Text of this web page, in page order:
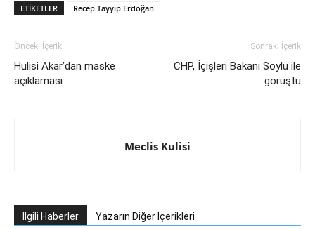
ETIKETLER Recep Tayyip Erdoğan
Önceki İçerik
Hulisi Akar’dan maske
açıklaması
Sonraki İçerik
CHP, İçişleri Bakanı Soylu ile
görüştü
Meclis Kulisi
İlgili Haberler Yazarın Diğer İçerikleri